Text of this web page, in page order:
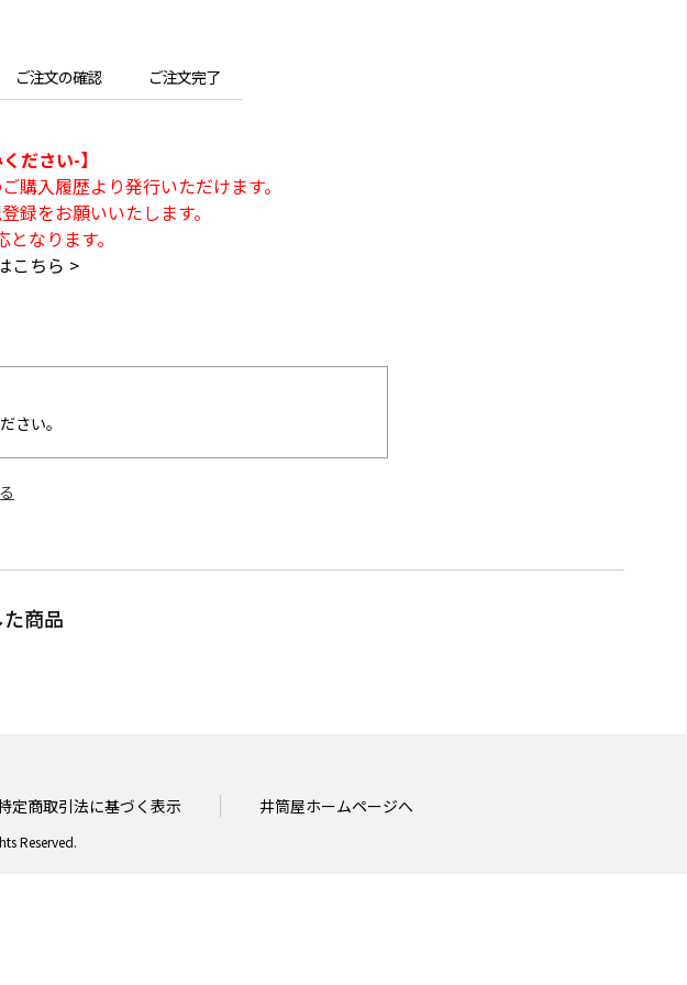
ご注文の確認 ご注文完了
ださい-】
購入履歴より発行いただけます。
録をお願いいたします。
なります。
こちら >
さい。
商品
定商取引法に基づく表示 井筒屋ホームページへ
Reserved.